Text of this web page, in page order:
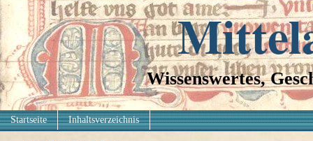
Wissenswertes,
Startseite Inhaltsverzeichnis